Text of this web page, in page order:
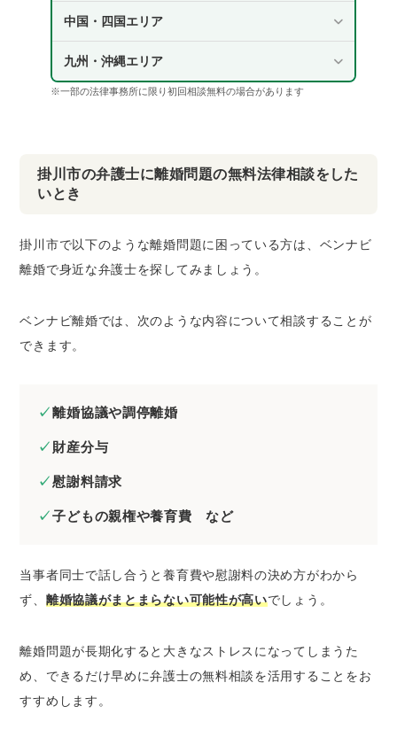
中国・四国エリア
九州・沖縄エリア
※一部の法律事務所に限り初回相談無料の場合があります
掛川市の弁護士に離婚問題の無料法律相談をした
いとき
掛川市で以下のような離婚問題に困っている方は、ベンナビ
離婚で身近な弁護士を探してみましょう。
ベンナビ離婚では、次のような内容について相談することが
できます。
離婚協議や調停離婚
財産分与
慰謝料請求
子どもの親権や養育費 など
当事者同士で話し合うと養育費や慰謝料の決め方がわから
ず、 離婚協議がまとまらない可能性が高いでしょう。
離婚問題が長期化すると大きなストレスになってしまうた
め、できるだけ早めに弁護士の無料相談を活用することをお
すすめします。